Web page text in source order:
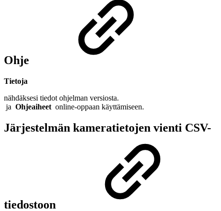
Ohje
Tietoja
nähdäksesi tiedot ohjelman versiosta.
ja Ohjeaiheet online-oppaan käyttämiseen.
Järjestelmän kameratietojen vienti CSV-
tiedostoon